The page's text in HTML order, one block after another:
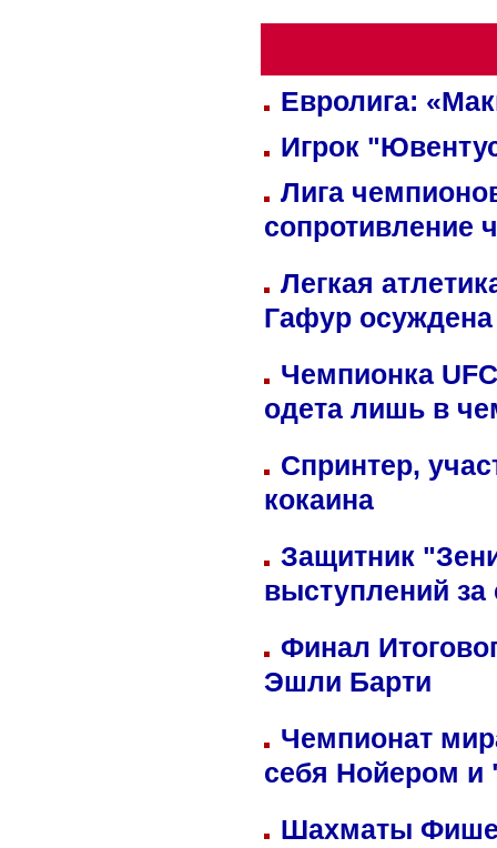
Евролига:
Игрок
Лига
сопротивление
Легкая
Гафур осуждена
Чемпионка
одета лишь в
Спринтер,
кокаина
Защитник
выступлений
Финал
Эшли Барти
Чемпионат
себя Нойером и
Шахматы